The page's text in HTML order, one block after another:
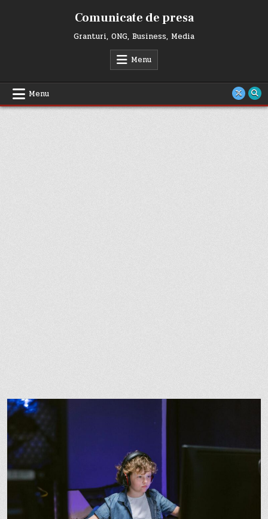
Comunicate de presa
Granturi, ONG, Business, Media
Menu
Menu